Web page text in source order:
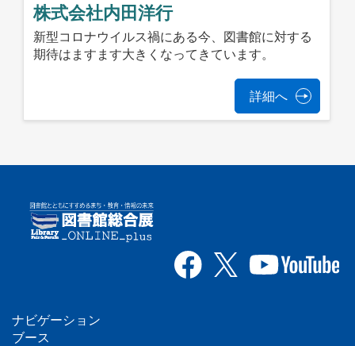
株式会社内田洋行
新型コロナウイルス禍にある今、図書館に対する
期待はますます大きくなってきています。
詳細へ
ナビゲーション
ブース